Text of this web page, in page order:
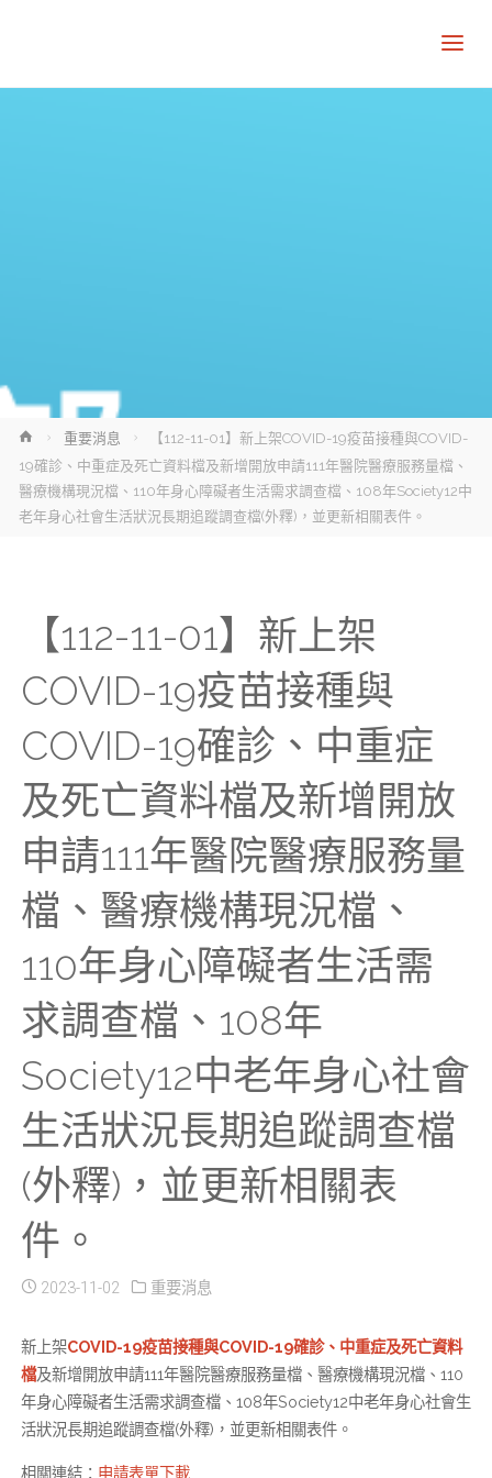
Home重要消息
【112-11-01】新上架COVID-19疫苗接種與COVID-
19確診、中重症及死亡資料檔及新增開放申請111年醫院醫療服務量檔、
醫療機構現況檔、110年身心障礙者生活需求調查檔、108年Society12中
老年身心社會生活狀況長期追蹤調查檔(外釋)，並更新相關表件。
【112-11-01】新上架
COVID-19疫苗接種與
COVID-19確診、中重症
及死亡資料檔及新增開放
申請111年醫院醫療服務量
檔、醫療機構現況檔、
110年身心障礙者生活需
求調查檔、108年
Society12中老年身心社會
生活狀況長期追蹤調查檔
(外釋)，並更新相關表
件。
2023-11-02 重要消息
新上架COVID-19疫苗接種與COVID-19確診、中重症及死亡資料
檔及新增開放申請111年醫院醫療服務量檔、醫療機構現況檔、110
年身心障礙者生活需求調查檔、108年Society12中老年身心社會生
活狀況長期追蹤調查檔(外釋)，並更新相關表件。
相關連結： 申請表單下載